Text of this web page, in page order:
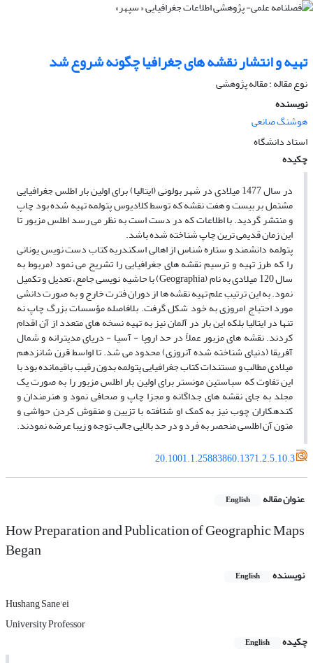
تهیه و انتشار نقشه های جغرافیا چگونه شروع شد
نوع مقاله : مقاله پژوهشی
نویسنده
هوشنگ صانعی
استاد دانشگاه
چکیده
در سال 1477 میلادی در شهر بولونی (ایتالیا) برای اولین بار اطلس جغرافیایی
مشتمل بر بیست و هفت نقشه که توسط کلادیوس پتولمه تهیه شده بود چاپ
و منتشر گردید. با اطلاعات که در دست است به نظر می ­رسد اطلس مزبور تا
این زمان قدیمی­ ترین چاپ شناخته شده باشد.
پتولمه دانشمند و ستاره ­شناس از اهالی اسکندریه کتاب دست نویس یونانی
را که طرز تهیه و ترسیم نقشه­ های جغرافیایی را تشریح می­ نمود (مربوط به
سال 120 میلادی به نام (Geographia) با حاشیه نویسی جامع، تعدیل و تکمیل
نمود. به این ترتیب علم تهیه نقشه ­­ها از دوران فترت خارج و به صورت دانشی
مورد احتیاج امروزی به خود شکل گرفت. بلافاصله مؤسسات بزرگ چاپ نه
تنها در ایتالیا بلکه این بار در آلمان نیز به تهیه نسخه­ های متعدد از آن اقدام
کردند. نقشه­ های مزبور عملاً در حد اروپا - آسیا - دریای مدیترانه و شمال
آفریقا (دنیای شناخته شده آنروزی) محدود می­ شد. تا اواسط قرن شانزدهم
میلادی مطالب و مستندات کتاب جغرافیایی پتولمه بدون رقیب باقیمانده بود با
این تفاوت که سباستین مونستر برای اولین بار اطلس مزبور را به صورت یک
مجلد به جای نقشه ­های جداگانه و مجزا چاپ و صحافی نمود و هنرمندان و
کنده­کاران چوب نیز به کمک او شتافته با تزیین و منقوش کردن حواشی و
متون آن اطلسی منحصر به فرد و در حد بالایی جالب توجه و زیبا عرضه نمودند.
20.1001.1.25883860.1371.2.5.10.3
عنوان مقاله English
How Preparation and Publication of Geographic Maps
Began
نویسنده English
Hushang Sane'ei
University Professor
چکیده
English